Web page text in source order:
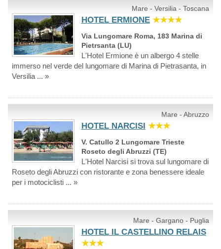
Mare - Versilia - Toscana
HOTEL ERMIONE ★★★★
Via Lungomare Roma, 183 Marina di
Pietrsanta (LU)
L'Hotel Ermione è un albergo 4 stelle
immerso nel verde del lungomare di Marina di Pietrasanta, in
Versilia ... »
Mare - Abruzzo
HOTEL NARCISI ★★★
V. Catullo 2 Lungomare Trieste
Roseto degli Abruzzi (TE)
L'Hotel Narcisi si trova sul lungomare di
Roseto degli Abruzzi con ristorante e zona benessere ideale
per i motociclisti ... »
Mare - Gargano - Puglia
HOTEL IL CASTELLINO RELAIS
★★★